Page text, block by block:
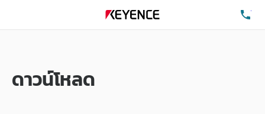
ดาวน์โหลด